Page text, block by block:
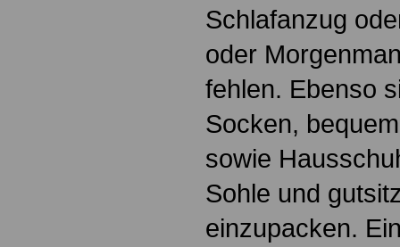
Schlafanzug
oder
fehlen. Ebenso
Socken,
sowie
Sohle und
einzupacken.